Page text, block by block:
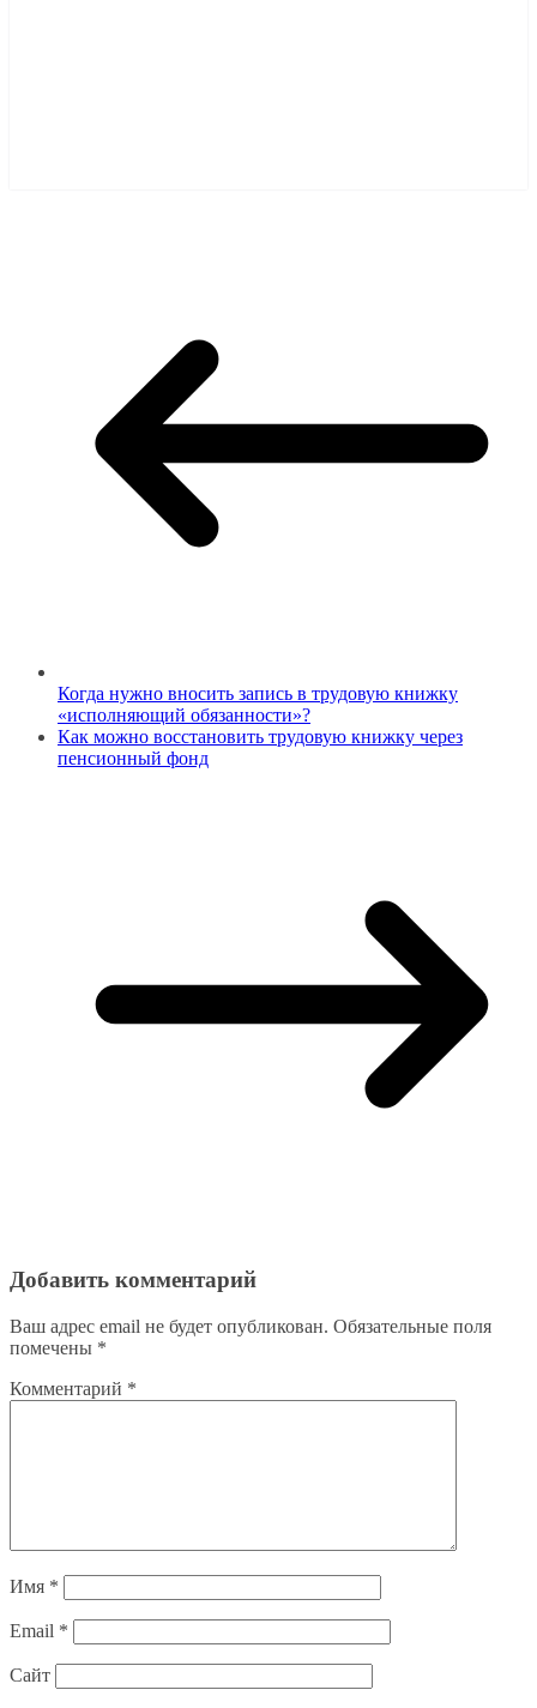
Когда нужно вносить запись в трудовую книжку
«исполняющий обязанности»?
Как можно восстановить трудовую книжку через
пенсионный фонд
Добавить комментарий
Ваш адрес email не будет опубликован. Обязательные поля
помечены *
Комментарий *
Имя *
Email *
Сайт